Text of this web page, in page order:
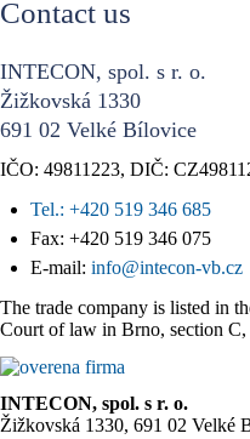
Contact us
INTECON, spol. s r. o.
Žižkovská 1330
691 02 Velké Bílovice
IČO: 49811223, DIČ:
Tel.: +420 519 346 685
Fax: +420 519 346 075
E-mail: info@intecon-vb.cz
The trade company is listed in
Court of law in Brno, section
INTECON, spol. s r. o.
Žižkovská 1330, 691 02 Velké